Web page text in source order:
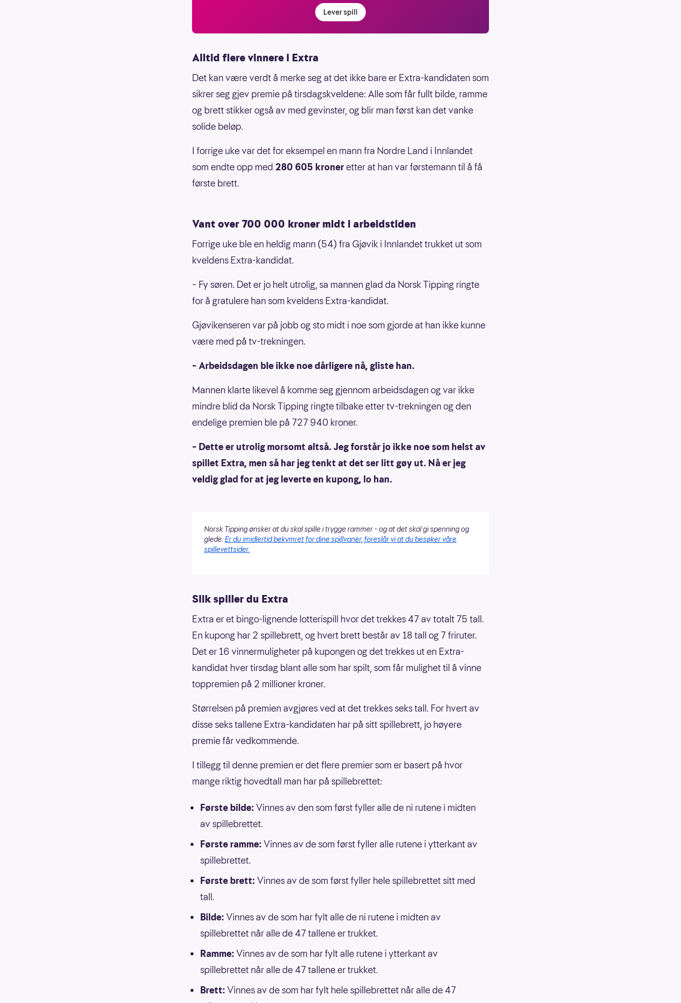
Lever spill
Alltid flere vinnere i Extra
Det kan være verdt å merke seg at det ikke bare er Extra-kandidaten som
sikrer seg gjev premie på tirsdagskveldene: Alle som får fullt bilde, ramme
og brett stikker også av med gevinster, og blir man først kan det vanke
solide beløp.
I forrige uke var det for eksempel en mann fra Nordre Land i Innlandet
som endte opp med 280 605 kroneretter at han var førstemann til å få
første brett.
Vant over 700 000 kroner midt i arbeidstiden
Forrige uke ble en heldig mann (54) fra Gjøvik i Innlandet trukket ut som
kveldens Extra-kandidat.
– Fy søren. Det er jo helt utrolig, sa mannen glad da Norsk Tipping ringte
for å gratulere han som kveldens Extra-kandidat.
Gjøvikenseren var på jobb og sto midt i noe som gjorde at han ikke kunne
være med på tv-trekningen.
– Arbeidsdagen ble ikke noe dårligere nå, gliste han.
Mannen klarte likevel å komme seg gjennom arbeidsdagen og var ikke
mindre blid da Norsk Tipping ringte tilbake etter tv-trekningen og den
endelige premien ble på 727 940 kroner.
– Dette er utrolig morsomt altså. Jeg forstår jo ikke noe som helst av
spillet Extra, men så har jeg tenkt at det ser litt gøy ut. Nå er jeg
veldig glad for at jeg leverte en kupong, lo han.
Norsk Tipping ønsker at du skal spille i trygge rammer - og at det skal gi spenning og
glede. Er du imidlertid bekymret for dine spillvaner, foreslår vi at du besøker våre
spillevettsider.
Slik spiller du Extra
Extra er et bingo-lignende lotterispill hvor det trekkes 47 av totalt 75 tall.
En kupong har 2 spillebrett, og hvert brett består av 18 tall og 7 friruter.
Det er 16 vinnermuligheter på kupongen og det trekkes ut en Extra-
kandidat hver tirsdag blant alle som har spilt, som får mulighet til å vinne
toppremien på 2 millioner kroner.
Størrelsen på premien avgjøres ved at det trekkes seks tall. For hvert av
disse seks tallene Extra-kandidaten har på sitt spillebrett, jo høyere
premie får vedkommende.
I tillegg til denne premien er det flere premier som er basert på hvor
mange riktig hovedtall man har på spillebrettet:
Første bilde:Vinnes av den som først fyller alle de ni rutene i midten
av spillebrettet.
Første ramme:Vinnes av de som først fyller alle rutene i ytterkant av
spillebrettet.
Første brett:Vinnes av de som først fyller hele spillebrettet sitt med
tall.
Bilde:Vinnes av de som har fylt alle de ni rutene i midten av
spillebrettet når alle de 47 tallene er trukket.
Ramme:Vinnes av de som har fylt alle rutene i ytterkant av
spillebrettet når alle de 47 tallene er trukket.
Brett:Vinnes av de som har fylt hele spillebrettet når alle de 47